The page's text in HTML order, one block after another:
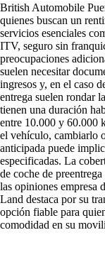
British Automobile
quienes buscan un
servicios esenciales
ITV, seguro sin
preocupaciones
suelen necesitar
ingresos y, en el caso
entrega suelen rondar
tienen una duración
entre 10.000 y 60.000
el vehículo, cambiarlo
anticipada puede
especificadas. La
de coche de
las opiniones empresa
Land destaca por su
opción fiable para
comodidad en su